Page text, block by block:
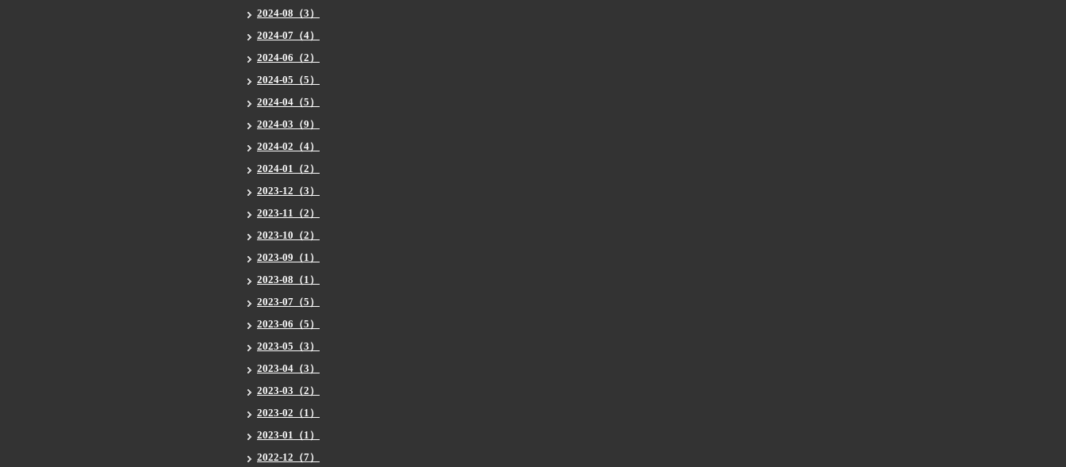
2024-08（3）
2024-07（4）
2024-06（2）
2024-05（5）
2024-04（5）
2024-03（9）
2024-02（4）
2024-01（2）
2023-12（3）
2023-11（2）
2023-10（2）
2023-09（1）
2023-08（1）
2023-07（5）
2023-06（5）
2023-05（3）
2023-04（3）
2023-03（2）
2023-02（1）
2023-01（1）
2022-12（7）